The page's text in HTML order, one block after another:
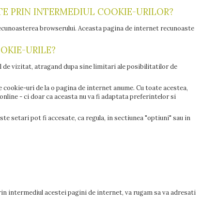
PRIN INTERMEDIUL COOKIE-URILOR?
browserului. Aceasta pagina de internet recunoaste
URILE?
vizitat, atragand dupa sine limitari ale posibilitatilor de
uri de la o pagina de internet anume. Cu toate acestea,
- ci doar ca aceasta nu va fi adaptata preferintelor si
setari pot fi accesate, ca regula, in sectiunea "optiuni" sau in
intermediul acestei pagini de internet, va rugam sa va adresati